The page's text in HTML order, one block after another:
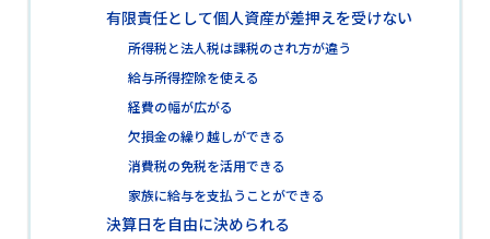
有限責任として個人資産が差押えを受けない
所得税と法人税は課税のされ方が違う
給与所得控除を使える
経費の幅が広がる
欠損金の繰り越しができる
消費税の免税を活用できる
家族に給与を支払うことができる
決算日を自由に決められる